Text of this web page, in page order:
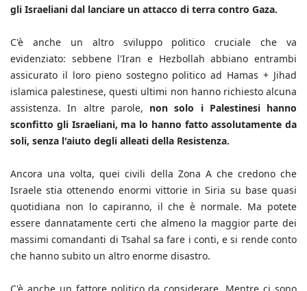
gli Israeliani dal lanciare un attacco di terra contro Gaza.
C'è anche un altro sviluppo politico cruciale che va
evidenziato: sebbene l'Iran e Hezbollah abbiano entrambi
assicurato il loro pieno sostegno politico ad Hamas + Jihad
islamica palestinese, questi ultimi non hanno richiesto alcuna
assistenza. In altre parole, non solo i Palestinesi hanno
sconfitto gli Israeliani, ma lo hanno fatto assolutamente da
soli, senza l'aiuto degli alleati della Resistenza.
Ancora una volta, quei civili della Zona A che credono che
Israele stia ottenendo enormi vittorie in Siria su base quasi
quotidiana non lo capiranno, il che è normale. Ma potete
essere dannatamente certi che almeno la maggior parte dei
massimi comandanti di Tsahal sa fare i conti, e si rende conto
che hanno subito un altro enorme disastro.